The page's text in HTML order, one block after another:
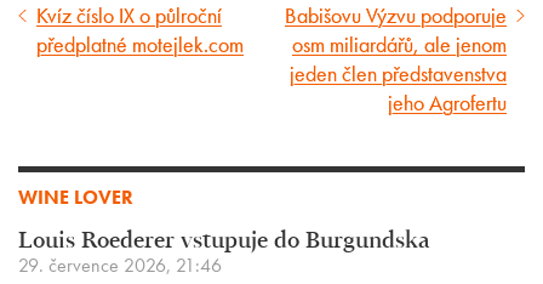
Předcházející
článek
Kvíz číslo IX o půlroční
předplatné motejlek.com
Následující
článek
Babišovu Výzvu podporuje
osm miliardářů, ale jenom
jeden člen představenstva
jeho Agrofertu
WINE LOVER
Louis Roederer vstupuje do Burgundska
29. července 2026, 21:46